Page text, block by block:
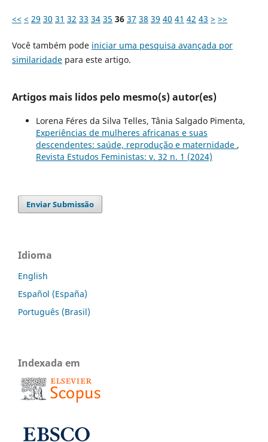
<< < 29 30 31 32 33 34 35 36 37 38 39 40 41 42 43 > >>
Você também pode iniciar uma pesquisa avançada por
similaridadepara este artigo.
Artigos mais lidos pelo mesmo(s) autor(es)
Lorena Féres da Silva Telles, Tânia Salgado Pimenta,
Experiências de mulheres africanas e suas
descendentes: saúde, reprodução e maternidade ,
Revista Estudos Feministas: v. 32 n. 1 (2024)
Enviar Submissão
Idioma
English
Español (España)
Português (Brasil)
Indexada em